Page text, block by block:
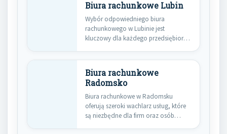
Biura rachunkowe Lubin
Wybór odpowiedniego biura
rachunkowego w Lubinie jest
kluczowy dla każdego przedsiębiorcy,
Biura rachunkowe
Radomsko
Biura rachunkowe w Radomsku
oferują szeroki wachlarz usług, które
są niezbędne dla firm oraz osób…